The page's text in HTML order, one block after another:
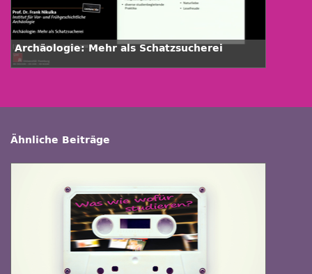
Archäologie: Mehr als Schatzsucherei
Ähnliche Beiträge